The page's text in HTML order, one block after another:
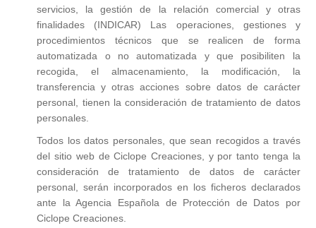
servicios, la gestión de la relación comercial y otras
finalidades (INDICAR) Las operaciones, gestiones y
procedimientos técnicos que se realicen de forma
automatizada o no automatizada y que posibiliten la
recogida, el almacenamiento, la modificación, la
transferencia y otras acciones sobre datos de carácter
personal, tienen la consideración de tratamiento de datos
personales.
Todos los datos personales, que sean recogidos a través
del sitio web de Ciclope Creaciones, y por tanto tenga la
consideración de tratamiento de datos de carácter
personal, serán incorporados en los ficheros declarados
ante la Agencia Española de Protección de Datos por
Ciclope Creaciones.